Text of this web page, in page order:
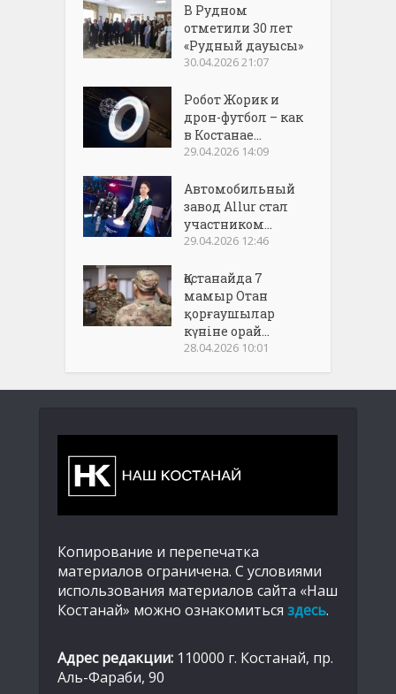
В Рудном
отметили 30 лет
«Рудный дауысы»
30.04.2026 21:07
Робот Жорик и
дрон-футбол – как
в Костанае...
29.04.2026 14:09
Автомобильный
завод Allur стал
участником...
29.04.2026 12:46
Қостанайда 7
мамыр Отан
қорғаушылар
күніне орай...
28.04.2026 10:01
Копирование и перепечатка
материалов ограничена. С условиями
использования материалов сайта «Наш
Костанай» можно ознакомиться здесь.
Адрес редакции: 110000 г. Костанай, пр.
Аль-Фараби, 90